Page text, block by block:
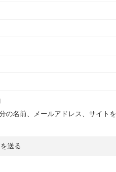
の名前、メールアドレス、サイト